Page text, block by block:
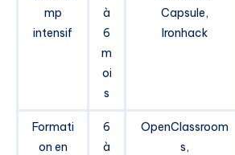
mp
intensif
à
6
m
oi
s
Capsule,
Ironhack
Formati
on en
6
à
OpenClassroom
s,